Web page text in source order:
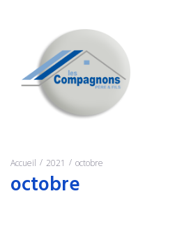
octobre
Accueil / 2021 / octobre